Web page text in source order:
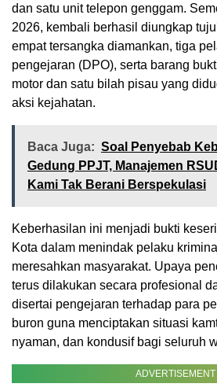
dan satu unit telepon genggam.
2026, kembali berhasil diungkap
empat tersangka diamankan, tiga
pengejaran (DPO), serta barang
motor dan satu bilah pisau yang
aksi kejahatan.
Baca Juga: Soal Penyebab
Gedung PPJT, Manajemen
Kami Tak Berani Berspekulasi
Keberhasilan ini menjadi bukti
Kota dalam menindak pelaku
meresahkan masyarakat. Upaya
terus dilakukan secara profesional
disertai pengejaran terhadap para
buron guna menciptakan situasi
nyaman, dan kondusif bagi seluruh
ADVERTISEMENT